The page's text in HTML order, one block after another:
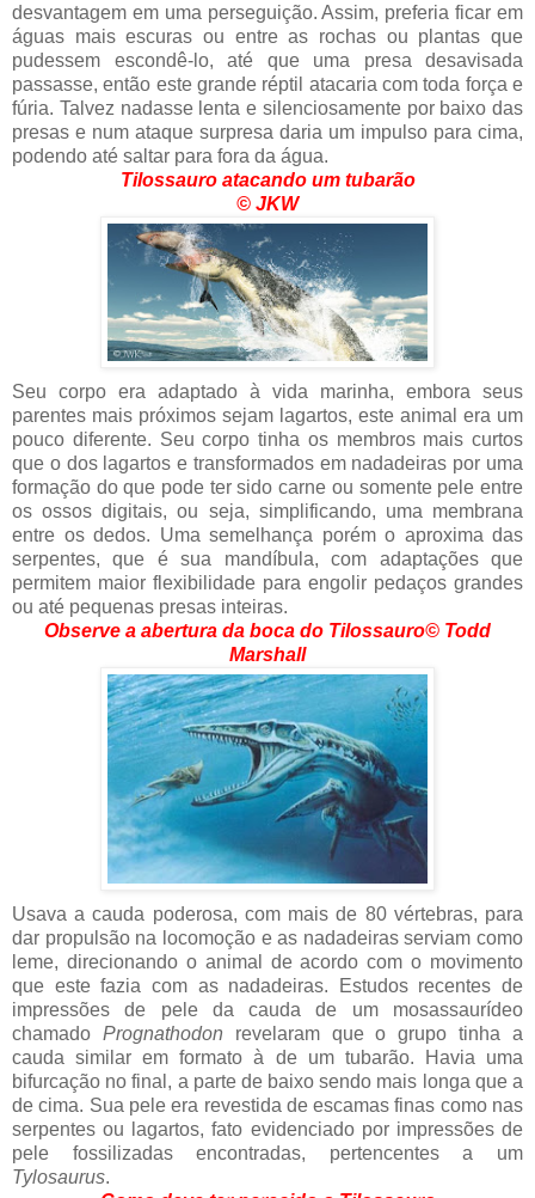
desvantagem em uma perseguição. Assim, preferia ficar em
águas mais escuras ou entre as rochas ou plantas que
pudessem escondê-lo, até que uma presa desavisada
passasse, então este grande réptil atacaria com toda força e
fúria. Talvez nadasse lenta e silenciosamente por baixo das
presas e num ataque surpresa daria um impulso para cima,
podendo até saltar para fora da água.
Tilossauro atacando um tubarão
© JKW
Seu corpo era adaptado à vida marinha, embora seus
parentes mais próximos sejam lagartos, este animal era um
pouco diferente. Seu corpo tinha os membros mais curtos
que o dos lagartos e transformados em nadadeiras por uma
formação do que pode ter sido carne ou somente pele entre
os ossos digitais, ou seja, simplificando, uma membrana
entre os dedos. Uma semelhança porém o aproxima das
serpentes, que é sua mandíbula, com adaptações que
permitem maior flexibilidade para engolir pedaços grandes
ou até pequenas presas inteiras.
Observe a abertura da boca do Tilossauro© Todd
Marshall
Usava a cauda poderosa, com mais de 80 vértebras, para
dar propulsão na locomoção e as nadadeiras serviam como
leme, direcionando o animal de acordo com o movimento
que este fazia com as nadadeiras. Estudos recentes de
impressões de pele da cauda de um mosassaurídeo
chamado Prognathodon revelaram que o grupo tinha a
cauda similar em formato à de um tubarão. Havia uma
bifurcação no final, a parte de baixo sendo mais longa que a
de cima. Sua pele era revestida de escamas finas como nas
serpentes ou lagartos, fato evidenciado por impressões de
pele fossilizadas encontradas, pertencentes a um
Tylosaurus.